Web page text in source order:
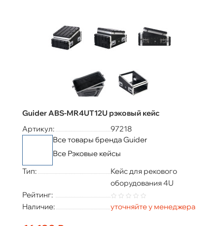
Guider ABS-MR4UT12U рэковый кейс
Артикул:
97218
Все товары бренда Guider
Все Рэковые кейсы
Тип:
Кейс для рекового
оборудования 4U
Рейтинг:
Наличие:
уточняйте у менеджера